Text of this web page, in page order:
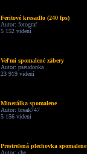
Feritové kresadlo (240 fps)
Autor: fotograf
5 152 videní
Veľmi spomalené zábery
Autor: pseudonka
23 919 videní
Minerálka spomalene
Autor: break747
5 156 videní
Prestrelená plechovka spomalene
Autor: che